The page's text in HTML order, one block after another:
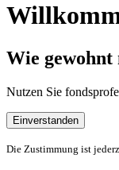
Wie gewohnt
Nutzen Sie
Einverstanden
Die Zustimmung ist